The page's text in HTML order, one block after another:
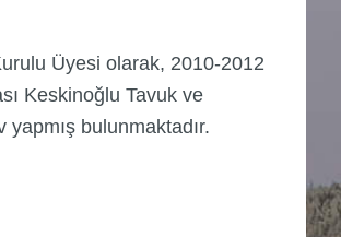
Üyesi olarak, 2010-2012
Keskinoğlu Tavuk ve
bulunmaktadır.